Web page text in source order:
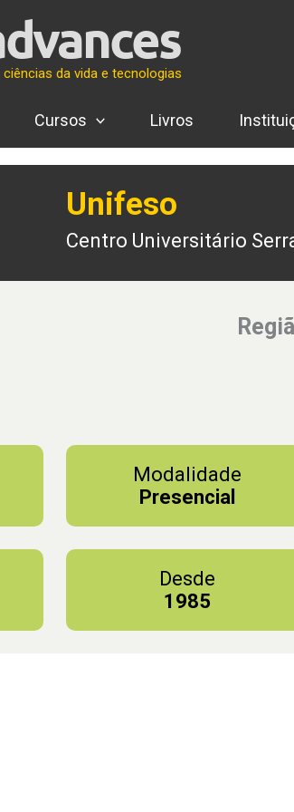
ciências da vida e tecnologias
Cursos Livros
Unifeso
Centro Universitário
Modalidade
Presencial
Desde
1985